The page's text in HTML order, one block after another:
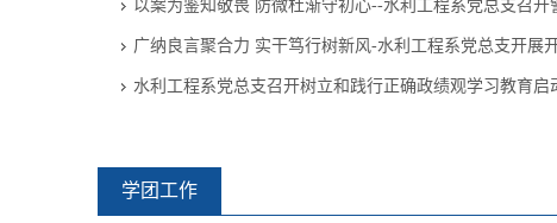
以案为鉴知敬畏 防微杜渐守初心--水利工程系党总支召开
广纳良言聚合力 实干笃行树新风-水利工程系党总支开展
水利工程系党总支召开树立和践行正确政绩观学习教育启
学团工作